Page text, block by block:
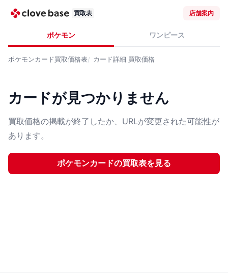
買取表 店舗案内
ポケモン ワンピース
ポケモンカード買取価格表 カード詳細 買取価格
カードが見つかりません
買取価格の掲載が終了したか、URLが変更された可能性が
あります。
ポケモンカードの買取表を見る